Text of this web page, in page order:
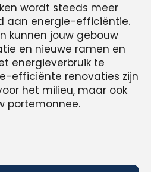
wordt steeds meer
aan energie-efficiëntie.
kunnen jouw gebouw
en nieuwe ramen en
energieverbruik te
efficiënte renovaties zijn
het milieu, maar ook
portemonnee.